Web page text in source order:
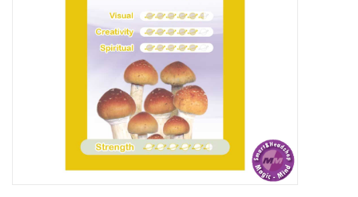
Rituals & Wierook